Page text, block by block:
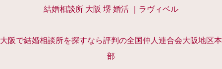
結婚相談所 大阪 堺 婚活 ｜ラヴィベル
大阪で結婚相談所を探すなら評判の全国仲人連合会大阪地区本
部